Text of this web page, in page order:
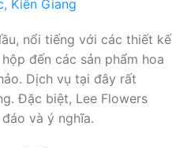
nổi tiếng với các thiết kế
đến các sản phẩm hoa
Dịch vụ tại đây rất
Đặc biệt, Lee Flowers
và ý nghĩa.